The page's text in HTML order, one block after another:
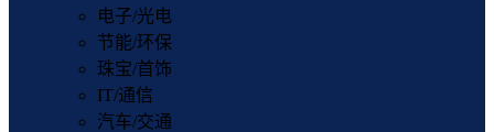
电子/光电
节能/环保
珠宝/首饰
IT/通信
汽车/交通